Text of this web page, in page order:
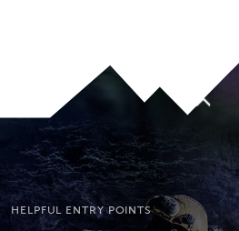
To top
HELPFUL ENTRY POINTS